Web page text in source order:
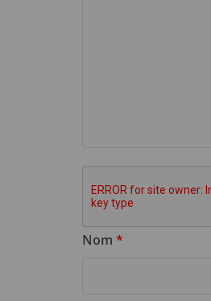
Nom *